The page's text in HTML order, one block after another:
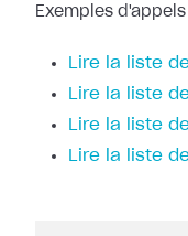
Exemples d'appels
Lire la liste
Lire la liste
Lire la liste
Lire la liste